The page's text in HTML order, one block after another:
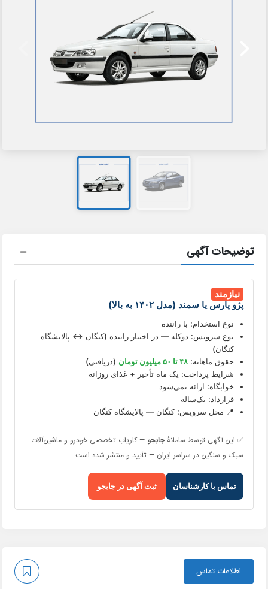
توضیحات آگهی
نیازمند
پژو پارس یا سمند (مدل ۱۴۰۲ به بالا)
نوع استخدام: با راننده
نوع سرویس: دوکله — در اختیار راننده (کنگان ↔ پالایشگاه
کنگان)
حقوق ماهانه:۴۸ تا ۵۰ میلیون تومان
(دریافتی)
شرایط پرداخت: یک ماه تأخیر + غذای روزانه
خوابگاه: ارائه نمی‌شود
قرارداد: یک‌ساله
📍 محل سرویس: کنگان — پالایشگاه کنگان
✅ این آگهی توسط سامانهٔجابجو — کاریاب تخصصی خودرو و ماشین‌آلات
سبک و سنگین در سراسر ایران — تأیید و منتشر شده است.
تماس با کارشناسان ثبت آگهی در جابجو
اطلاعات تماس